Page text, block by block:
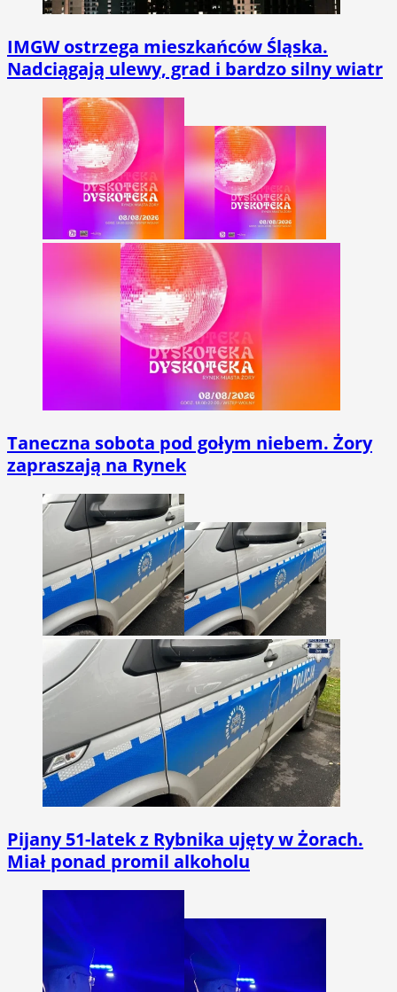
IMGW ostrzega mieszkańców Śląska.
Nadciągają ulewy, grad i bardzo silny wiatr
Taneczna sobota pod gołym niebem. Żory
zapraszają na Rynek
Pijany 51-latek z Rybnika ujęty w Żorach.
Miał ponad promil alkoholu